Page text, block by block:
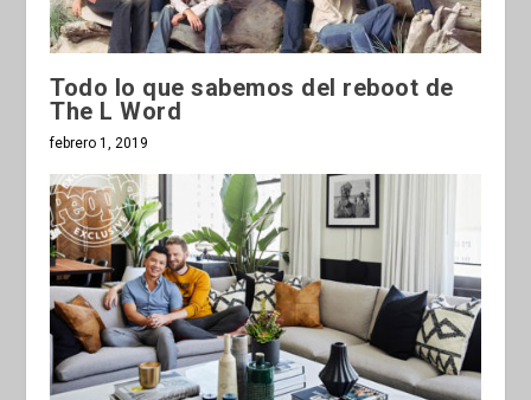
Todo lo que sabemos del reboot de
The L Word
febrero 1, 2019